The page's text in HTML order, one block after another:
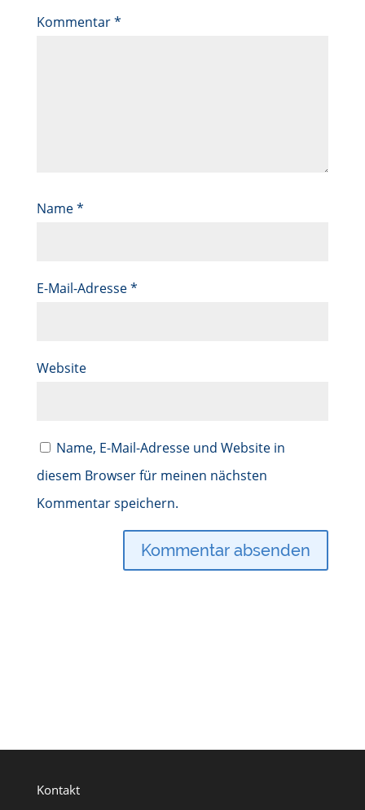
Kommentar*
Name*
E-Mail-Adresse*
Website
Name, E-Mail-Adresse und Website in
diesem Browser für meinen nächsten
Kommentar speichern.
Kontakt